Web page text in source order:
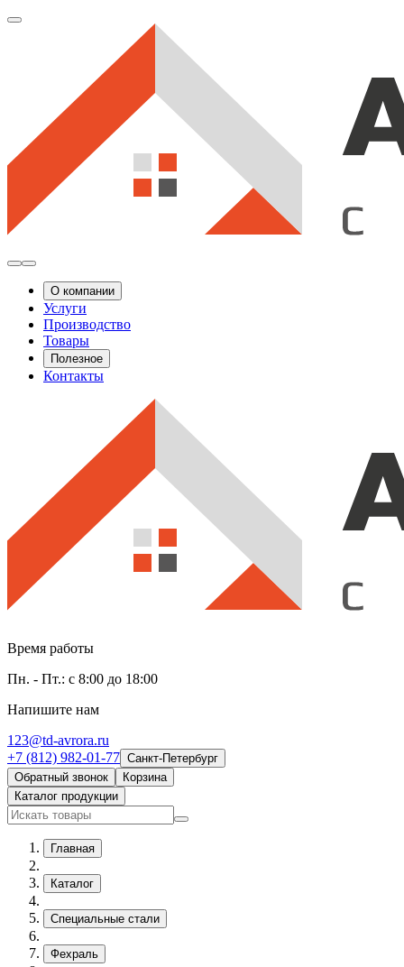
О компании
Услуги
Производство
Товары
Полезное
Контакты
Время работы
Пн. - Пт.: с 8:00 до 18:00
Напишите нам
123@td-avrora.ru
+7 (812) 982-01-77 Санкт-Петербург
Обратный звонок
Корзина
Каталог продукции
Главная
Каталог
Специальные стали
Фехраль